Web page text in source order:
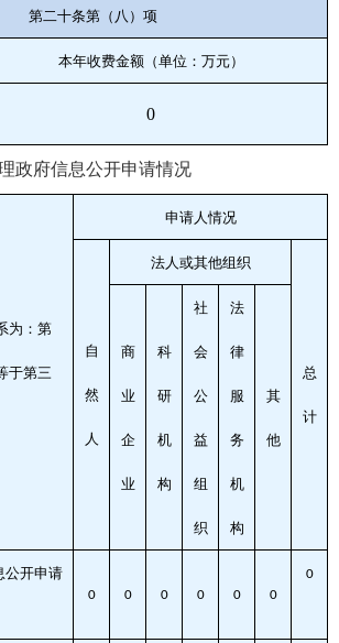
第二十条第（八）项
本年收费金额（单位：万元）
0
政府信息公开申请情况
为：第
于第三
申请人情况
自
然
人
法人或其他组织
总
计
商
业
企
业
科
研
机
构
社
会
公
益
组
织
法
律
服
务
机
构
其
他
公开申请
0 0 0 0 0 0
0